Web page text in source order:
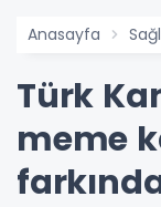
Anasayfa
Türk
meme